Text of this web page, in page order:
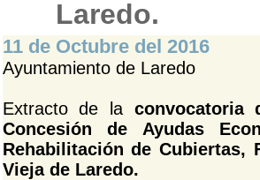
Laredo.
11 de Octubre del 2016
Ayuntamiento de Laredo
Extracto de la convocatoria
Concesión de Ayudas
Rehabilitación de Cubiertas,
Vieja de Laredo.